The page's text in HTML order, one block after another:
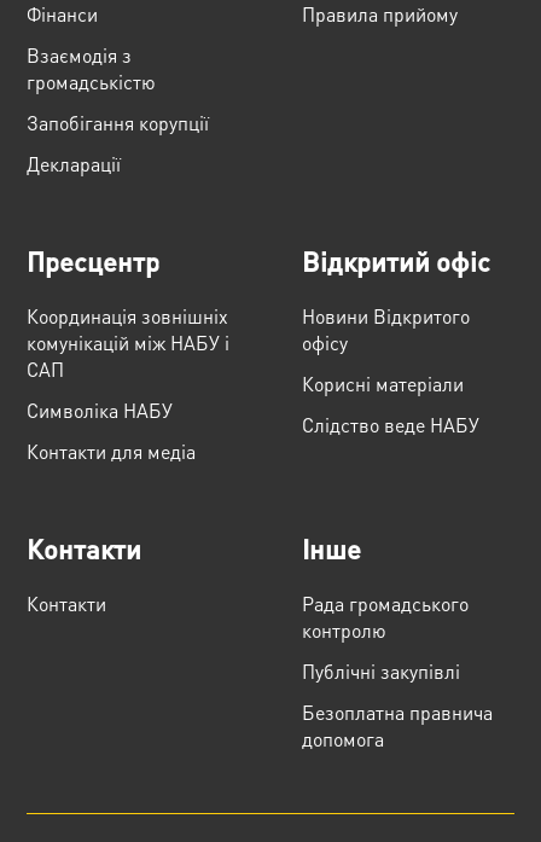
Фінанси
Взаємодія з
громадськістю
Запобігання корупції
Декларації
Правила прийому
Пресцентр
Координація зовнішніх
комунікацій між НАБУ і
САП
Cимволіка НАБУ
Контакти для медіа
Відкритий офіс
Новини Відкритого
офісу
Корисні матеріали
Слідство веде НАБУ
Контакти
Контакти
Інше
Рада громадського
контролю
Публічні закупівлі
Безоплатна правнича
допомога